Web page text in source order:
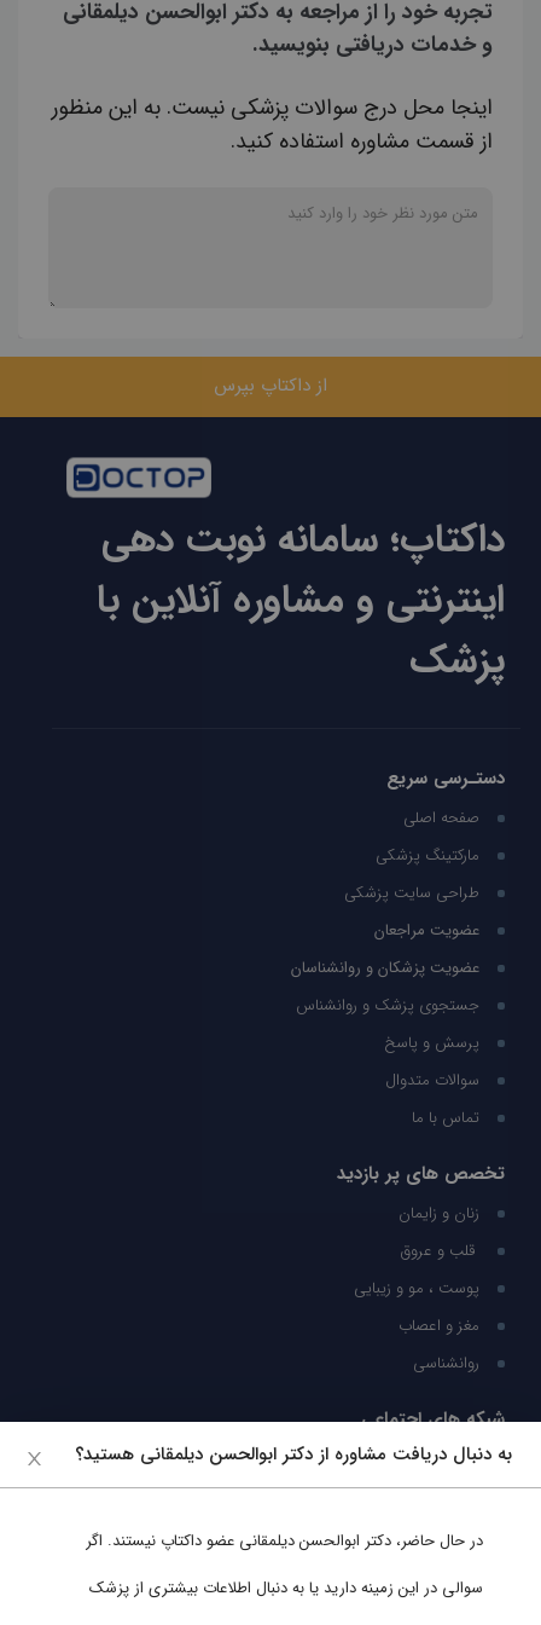
تجربه خود را از مراجعه به دکتر ابوالحسن دیلمقانی
و خدمات دریافتی بنویسید.
اینجا محل درج سوالات پزشکی نیست. به این منظور
از قسمت مشاوره استفاده کنید.
از داکتاپ بپرس
داکتاپ؛ سامانه نوبت دهی
اینترنتی و مشاوره آنلاین با
پزشک
دستـرسی سریع
صفحه اصلی
مارکتینگ پزشکی
طراحی سایت پزشکی
عضویت مراجعان
عضویت پزشکان و روانشناسان
جستجوی پزشک و روانشناس
پرسش و پاسخ
سوالات متدوال
تماس با ما
تخصص های پر بازدید
زنان و زایمان
قلب و عروق
پوست ، مو و زیبایی
مغز و اعصاب
روانشناسی
شبکه های اجتماعی
ما را در شبکه های اجتماعی دنبال کنید
به دنبال دریافت مشاوره از دکتر ابوالحسن دیلمقانی هستید؟
در حال حاضر، دکتر ابوالحسن دیلمقانی عضو داکتاپ نیستند. اگر
سوالی در این زمینه دارید یا به دنبال اطلاعات بیشتری از پزشک